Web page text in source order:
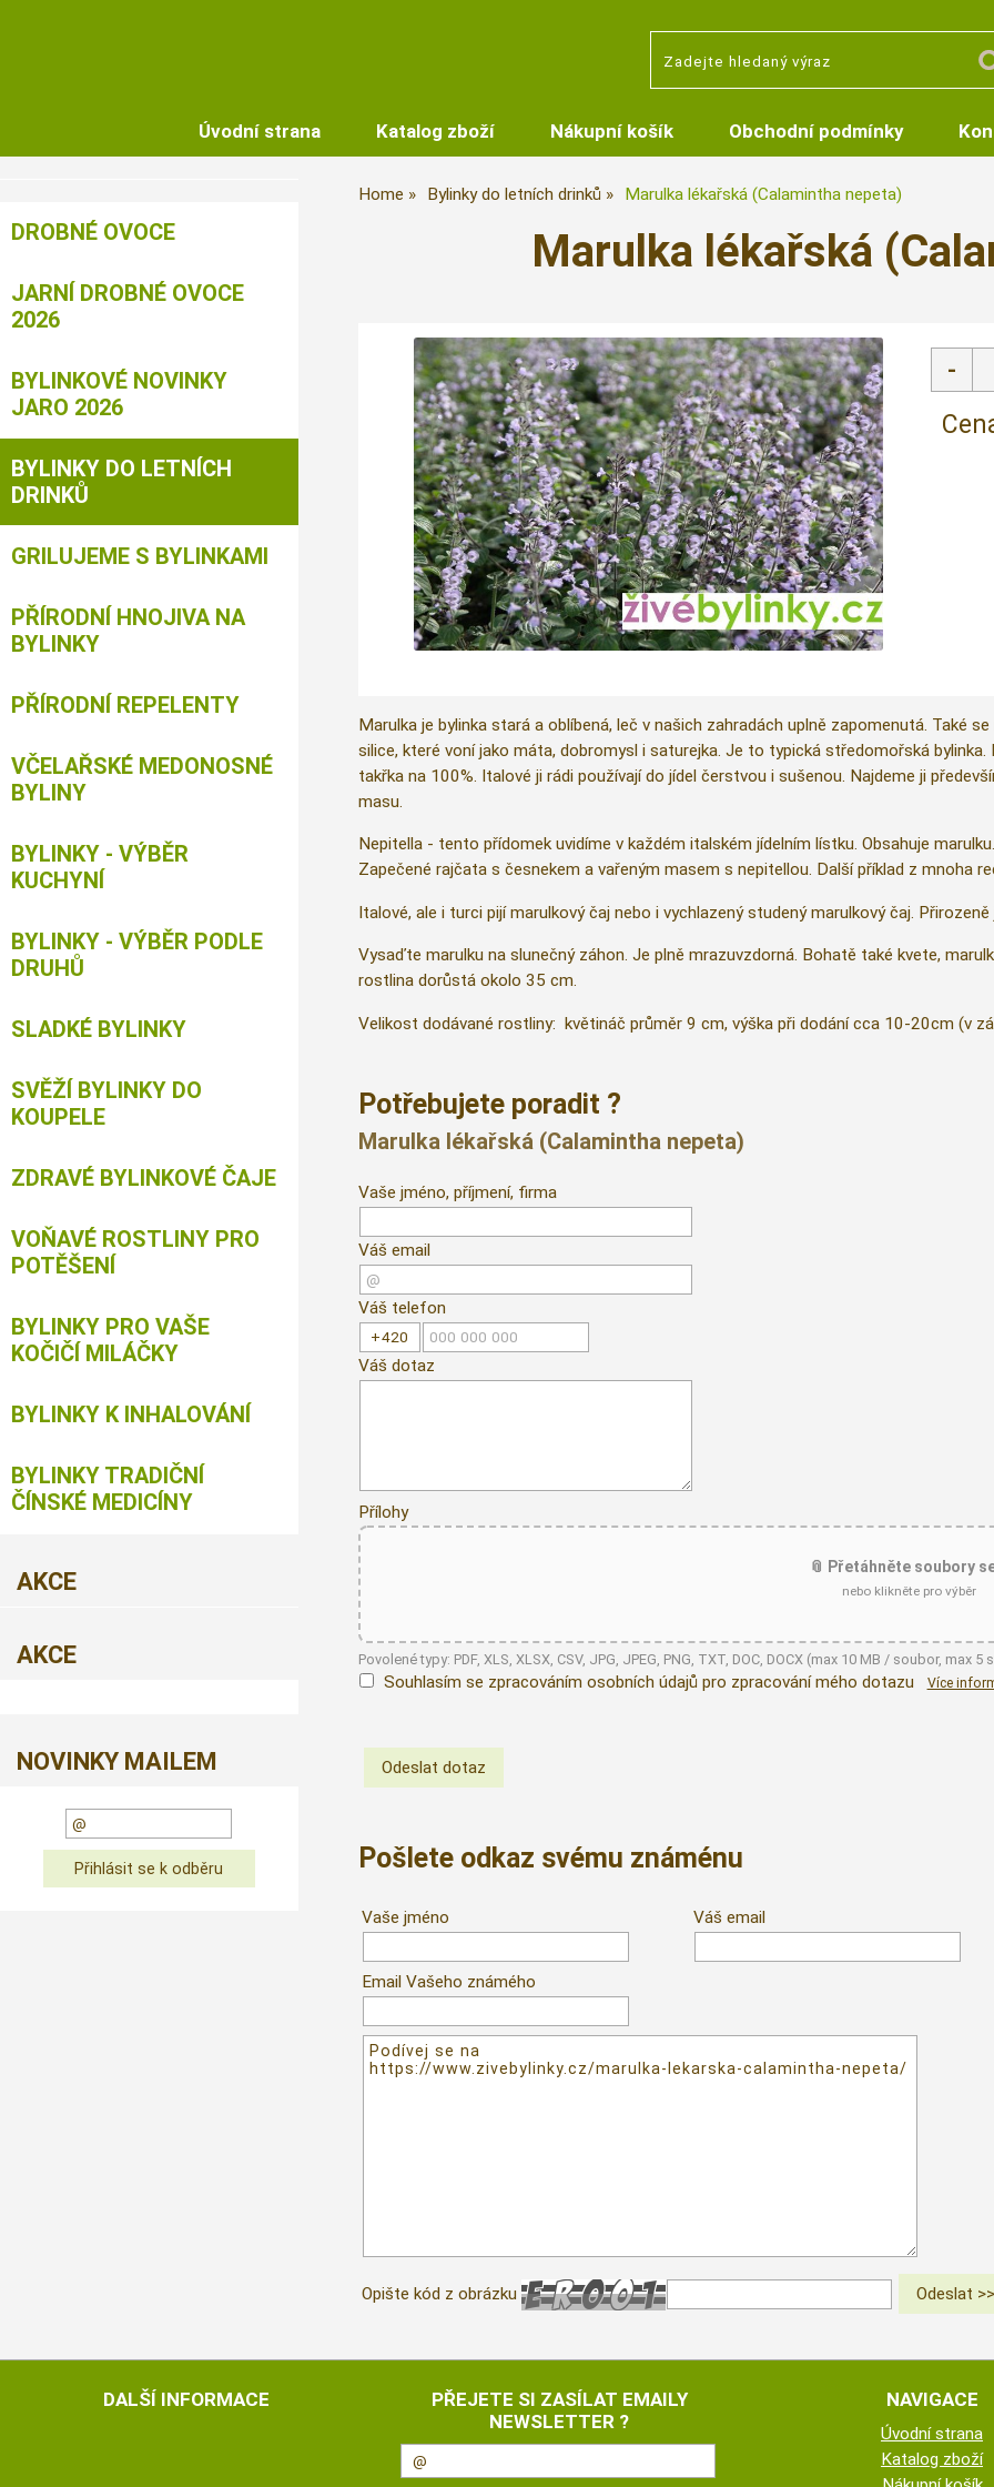
Úvodní strana Katalog zboží Nákupní košík Obchodní podmínky
Home Bylinky do letních drinků Marulka lékařská (Calamintha nepeta)
Marulka lékařská
Marulka je bylinka stará a oblíbená, leč v našich zahradách uplně zapomenutá. Také
silice, které voní jako máta, dobromysl i saturejka. Je to typická středomořská
takřka na 100%. Italové ji rádi používají do jídel čerstvou i sušenou. Najdeme ji
masu.
Nepitella - tento přídomek uvidíme v každém italském jídelním lístku. Obsahuje
Zapečené rajčata s česnekem a vařeným masem s nepitellou. Další příklad z mnoha
Italové, ale i turci pijí marulkový čaj nebo i vychlazený studený marulkový čaj.
Vysaďte marulku na slunečný záhon. Je plně mrazuvzdorná. Bohatě také kvete,
rostlina dorůstá okolo 35 cm.
Velikost dodávané rostliny: květináč průměr 9 cm, výška při dodání cca 10-20cm (v
Potřebujete poradit ?
Marulka lékařská (Calamintha nepeta)
Vaše jméno, příjmení, firma
Váš email
Váš telefon
Váš dotaz
Přílohy
📎 Přetáhněte soubory
nebo klikněte pro výběr
Povolené typy: PDF, XLS, XLSX, CSV, JPG, JPEG, PNG, TXT, DOC, DOCX (max 10 MB / soubor, max 5
Souhlasím se zpracováním osobních údajů pro zpracování mého dotazu Více
Pošlete odkaz svému známénu
Vaše jméno Váš email
Email Vašeho známého
Opište kód z obrázku
DROBNÉ OVOCE
JARNÍ DROBNÉ OVOCE
2026
BYLINKOVÉ NOVINKY
JARO 2026
BYLINKY DO LETNÍCH
DRINKŮ
GRILUJEME S BYLINKAMI
PŘÍRODNÍ HNOJIVA NA
BYLINKY
PŘÍRODNÍ REPELENTY
VČELAŘSKÉ MEDONOSNÉ
BYLINY
BYLINKY - VÝBĚR
KUCHYNÍ
BYLINKY - VÝBĚR PODLE
DRUHŮ
SLADKÉ BYLINKY
SVĚŽÍ BYLINKY DO
KOUPELE
ZDRAVÉ BYLINKOVÉ ČAJE
VOŇAVÉ ROSTLINY PRO
POTĚŠENÍ
BYLINKY PRO VAŠE
KOČIČÍ MILÁČKY
BYLINKY K INHALOVÁNÍ
BYLINKY TRADIČNÍ
ČÍNSKÉ MEDICÍNY
AKCE
AKCE
NOVINKY MAILEM
DALŠÍ INFORMACE
PŘEJETE SI ZASÍLAT EMAILY
NEWSLETTER ?
NAVIGACE
Úvodní strana
Katalog zboží